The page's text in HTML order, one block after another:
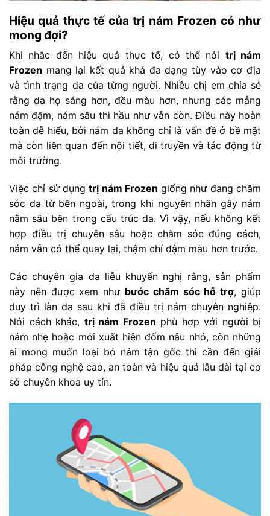
Hiệu quả thực tế của trị nám Frozen có như
mong đợi?
Khi nhắc đến hiệu quả thực tế, có thể nói trị nám
Frozen mang lại kết quả khá đa dạng tùy vào cơ địa
và tình trạng da của từng người. Nhiều chị em chia sẻ
rằng da họ sáng hơn, đều màu hơn, nhưng các mảng
nám đậm, nám sâu thì hầu như vẫn còn. Điều này hoàn
toàn dễ hiểu, bởi nám da không chỉ là vấn đề ở bề mặt
mà còn liên quan đến nội tiết, di truyền và tác động từ
môi trường.
Việc chỉ sử dụngtrị nám Frozen giống như đang chăm
sóc da từ bên ngoài, trong khi nguyên nhân gây nám
nằm sâu bên trong cấu trúc da. Vì vậy, nếu không kết
hợp điều trị chuyên sâu hoặc chăm sóc đúng cách,
nám vẫn có thể quay lại, thậm chí đậm màu hơn trước.
Các chuyên gia da liễu khuyến nghị rằng, sản phẩm
này nên được xem như bước chăm sóc hỗ trợ, giúp
duy trì làn da sau khi đã điều trị nám chuyên nghiệp.
Nói cách khác, trị nám Frozen phù hợp với người bị
nám nhẹ hoặc mới xuất hiện đốm nâu nhỏ, còn những
ai mong muốn loại bỏ nám tận gốc thì cần đến giải
pháp công nghệ cao, an toàn và hiệu quả lâu dài tại cơ
sở chuyên khoa uy tín.